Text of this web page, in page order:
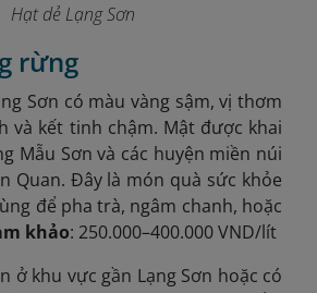
Hạt dẻ Lạng Sơn
rừng
Sơn có màu vàng sậm, vị thơm
và kết tinh chậm. Mật được khai
Mẫu Sơn và các huyện miền núi
Quan. Đây là món quà sức khỏe
để pha trà, ngâm chanh, hoặc
khảo: 250.000–400.000 VND/lít
ở khu vực gần Lạng Sơn hoặc có